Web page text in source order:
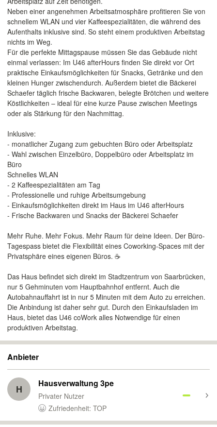
Neben einer angenehmen Arbeitsatmosphäre profitieren Sie von
schnellem WLAN und vier Kaffeespezialitäten, die während des
Aufenthalts inklusive sind. So steht einem produktiven Arbeitstag
nichts im Weg.
Für die perfekte Mittagspause müssen Sie das Gebäude nicht
einmal verlassen: Im U46 afterHours finden Sie direkt vor Ort
praktische Einkaufsmöglichkeiten für Snacks, Getränke und den
kleinen Hunger zwischendurch. Außerdem bietet die Bäckerei
Schaefer täglich frische Backwaren, belegte Brötchen und weitere
Köstlichkeiten – ideal für eine kurze Pause zwischen Meetings
oder als Stärkung für den Nachmittag.
Inklusive:
- monatlicher Zugang zum gebuchten Büro oder Arbeitsplatz
- Wahl zwischen Einzelbüro, Doppelbüro oder Arbeitsplatz im
Büro
Schnelles WLAN
- 2 Kaffeespezialitäten am Tag
- Professionelle und ruhige Arbeitsumgebung
- Einkaufsmöglichkeiten direkt im Haus im U46 afterHours
- Frische Backwaren und Snacks der Bäckerei Schaefer
Mehr Ruhe. Mehr Fokus. Mehr Raum für deine Ideen. Der Büro-
Tagespass bietet die Flexibilität eines Coworking-Spaces mit der
Privatsphäre eines eigenen Büros. ☕
Das Haus befindet sich direkt im Stadtzentrum von Saarbrücken,
nur 5 Gehminuten vom Hauptbahnhof entfernt. Auch die
Autobahnauffahrt ist in nur 5 Minuten mit dem Auto zu erreichen.
Die Anbindung ist daher sehr gut. Durch den Einkaufsladen im
Haus, bietet das U46 coWork alles Notwendige für einen
produktiven Arbeitstag.
Anbieter
H Hausverwaltung 3pe
Privater Nutzer
Zufriedenheit: TOP